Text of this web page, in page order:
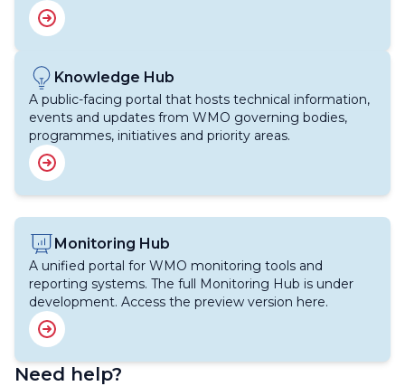
WMO focal point for support.
ImageKnowledge Hub
A public-facing portal that hosts technical information,
events and updates from WMO governing bodies,
programmes, initiatives and priority areas.
Image
Monitoring Hub
A unified portal for WMO monitoring tools and
reporting systems. The full Monitoring Hub is under
development. Access the preview version here.
Need help?